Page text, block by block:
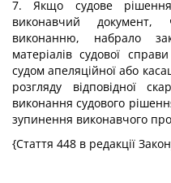
7. Якщо судове
виконавчий
виконанню, набрало
матеріалів судової
судом апеляційної або
розгляду відповідної
виконання судового
зупинення виконавчого
{Стаття 448 в редакції